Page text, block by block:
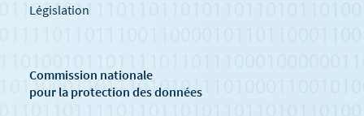
Législation
Commission nationale
pour la protection des données